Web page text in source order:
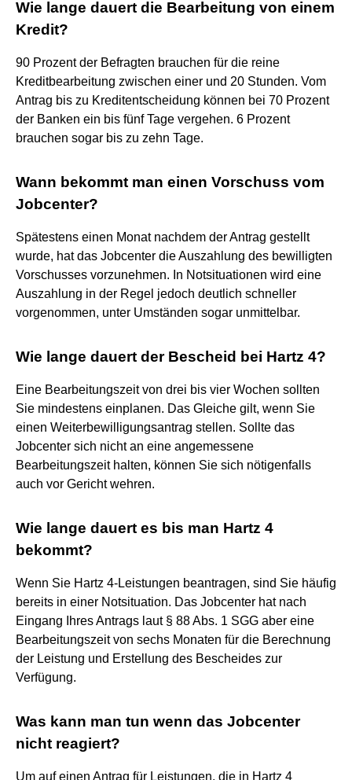
Wie lange dauert die Bearbeitung von einem
Kredit?
90 Prozent der Befragten brauchen für die reine
Kreditbearbeitung zwischen einer und 20 Stunden. Vom
Antrag bis zu Kreditentscheidung können bei 70 Prozent
der Banken ein bis fünf Tage vergehen. 6 Prozent
brauchen sogar bis zu zehn Tage.
Wann bekommt man einen Vorschuss vom
Jobcenter?
Spätestens einen Monat nachdem der Antrag gestellt
wurde, hat das Jobcenter die Auszahlung des bewilligten
Vorschusses vorzunehmen. In Notsituationen wird eine
Auszahlung in der Regel jedoch deutlich schneller
vorgenommen, unter Umständen sogar unmittelbar.
Wie lange dauert der Bescheid bei Hartz 4?
Eine Bearbeitungszeit von drei bis vier Wochen sollten
Sie mindestens einplanen. Das Gleiche gilt, wenn Sie
einen Weiterbewilligungsantrag stellen. Sollte das
Jobcenter sich nicht an eine angemessene
Bearbeitungszeit halten, können Sie sich nötigenfalls
auch vor Gericht wehren.
Wie lange dauert es bis man Hartz 4
bekommt?
Wenn Sie Hartz 4-Leistungen beantragen, sind Sie häufig
bereits in einer Notsituation. Das Jobcenter hat nach
Eingang Ihres Antrags laut § 88 Abs. 1 SGG aber eine
Bearbeitungszeit von sechs Monaten für die Berechnung
der Leistung und Erstellung des Bescheides zur
Verfügung.
Was kann man tun wenn das Jobcenter
nicht reagiert?
Um auf einen Antrag für Leistungen, die in Hartz 4